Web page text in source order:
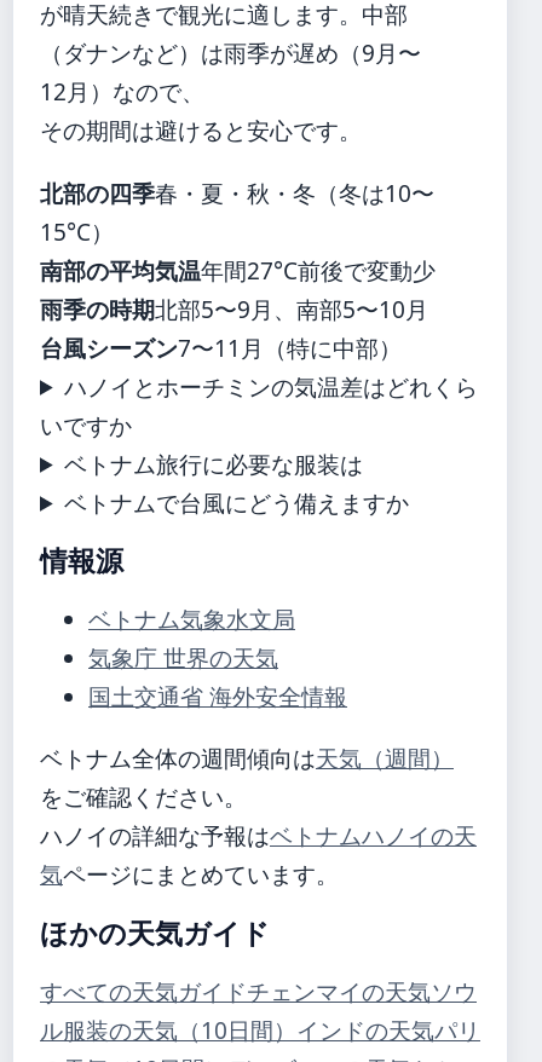
が晴天続きで観光に適します。中部
（ダナンなど）は雨季が遅め（9月〜
12月）なので、
その期間は避けると安心です。
北部の四季春・夏・秋・冬（冬は10〜
15°C）
南部の平均気温年間27°C前後で変動少
雨季の時期北部5〜9月、南部5〜10月
台風シーズン7〜11月（特に中部）
ハノイとホーチミンの気温差はどれくら
いですか
ベトナム旅行に必要な服装は
ベトナムで台風にどう備えますか
情報源
ベトナム気象水文局
気象庁 世界の天気
国土交通省 海外安全情報
ベトナム全体の週間傾向は天気（週間）
をご確認ください。
ハノイの詳細な予報はベトナムハノイの天
気ページにまとめています。
ほかの天気ガイド
すべての天気ガイドチェンマイの天気ソウ
ル服装の天気（10日間） インドの天気パリ